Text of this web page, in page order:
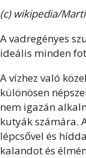
(c) wikipedia/
A vadregényes
ideális minden
A vízhez való
különösen
nem igazán
kutyák számára.
lépcsővel és
kalandot és